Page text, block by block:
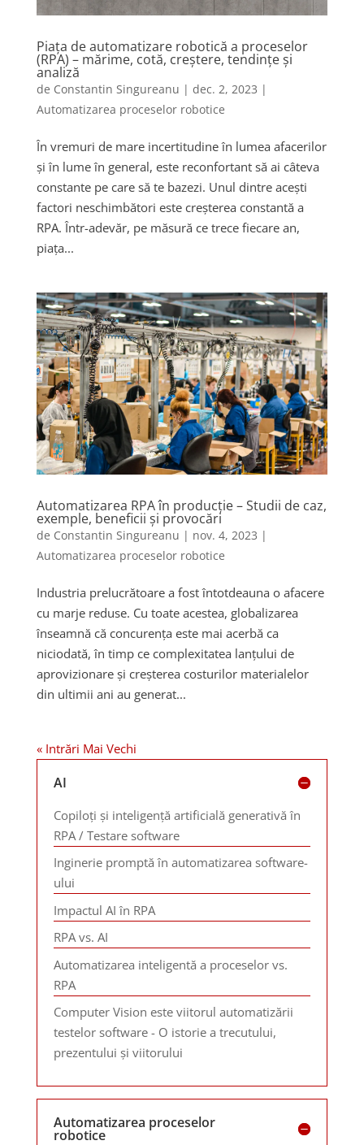
Piața de automatizare robotică a proceselor
(RPA) – mărime, cotă, creștere, tendințe și
analiză
de Constantin Singureanu | dec. 2, 2023 |
Automatizarea proceselor robotice
În vremuri de mare incertitudine în lumea afacerilor
și în lume în general, este reconfortant să ai câteva
constante pe care să te bazezi. Unul dintre acești
factori neschimbători este creșterea constantă a
RPA. Într-adevăr, pe măsură ce trece fiecare an,
piața...
Automatizarea RPA în producție – Studii de caz,
exemple, beneficii și provocări
de Constantin Singureanu | nov. 4, 2023 |
Automatizarea proceselor robotice
Industria prelucrătoare a fost întotdeauna o afacere
cu marje reduse. Cu toate acestea, globalizarea
înseamnă că concurența este mai acerbă ca
niciodată, în timp ce complexitatea lanțului de
aprovizionare și creșterea costurilor materialelor
din ultimii ani au generat...
« Intrări Mai Vechi
AI
Copiloți și inteligență artificială generativă în
RPA / Testare software
Inginerie promptă în automatizarea software-
ului
Impactul AI în RPA
RPA vs. AI
Automatizarea inteligentă a proceselor vs.
RPA
Computer Vision este viitorul automatizării
testelor software - O istorie a trecutului,
prezentului și viitorului
Automatizarea proceselor
robotice